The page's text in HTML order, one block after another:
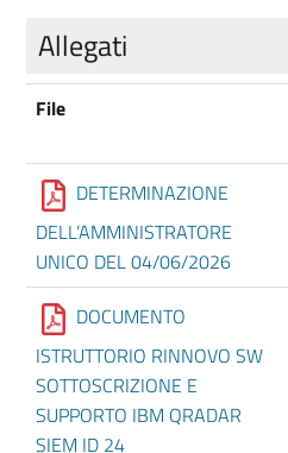
Allegati
File
DETERMINAZIONE
DELL’AMMINISTRATORE
UNICO DEL 04/06/2026
DOCUMENTO
ISTRUTTORIO RINNOVO SW
SOTTOSCRIZIONE E
SUPPORTO IBM QRADAR
SIEM ID 24